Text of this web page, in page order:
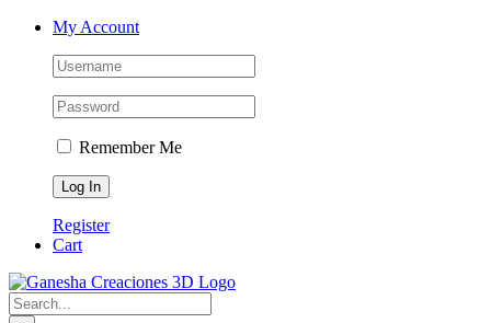
Skip
Facebook
Instagram
Email
Phone My Account
Remember Me
Register
Cart
Search